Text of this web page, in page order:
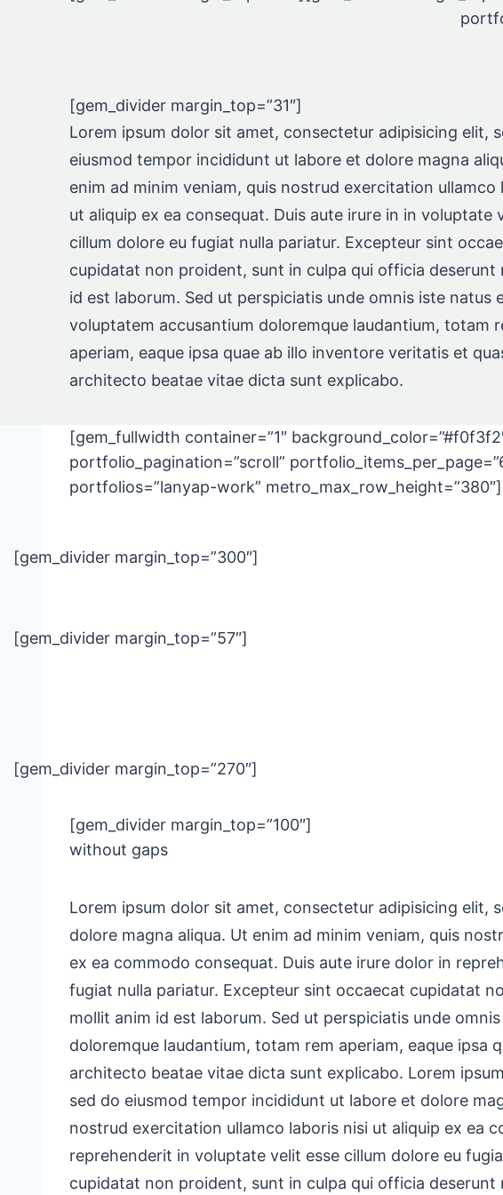
[gem_divider margin_top=”31″]
Lorem ipsum dolor sit amet, consectetur adipisicing elit,
eiusmod tempor incididunt ut labore et dolore magna
enim ad minim veniam, quis nostrud exercitation ullamco
ut aliquip ex ea consequat. Duis aute irure in in voluptate
cillum dolore eu fugiat nulla pariatur. Excepteur sint
cupidatat non proident, sunt in culpa qui officia deserunt
id est laborum. Sed ut perspiciatis unde omnis iste natus
voluptatem accusantium doloremque laudantium, totam
aperiam, eaque ipsa quae ab illo inventore veritatis et
architecto beatae vitae dicta sunt explicabo.
[gem_fullwidth container=”1″
portfolio_pagination=”scroll”
portfolios=”lanyap-work”
[gem_divider margin_top=”300″]
[gem_divider margin_top=”57″]
[gem_divider margin_top=”270″]
[gem_divider margin_top=”100″]
without gaps
Lorem ipsum dolor sit amet, consectetur adipisicing elit,
dolore magna aliqua. Ut enim ad minim veniam, quis
ex ea commodo consequat. Duis aute irure dolor in
fugiat nulla pariatur. Excepteur sint occaecat cupidatat
mollit anim id est laborum. Sed ut perspiciatis unde
doloremque laudantium, totam rem aperiam, eaque ipsa
architecto beatae vitae dicta sunt explicabo. Lorem
sed do eiusmod tempor incididunt ut labore et dolore
nostrud exercitation ullamco laboris nisi ut aliquip ex ea
reprehenderit in voluptate velit esse cillum dolore eu
cupidatat non proident, sunt in culpa qui officia